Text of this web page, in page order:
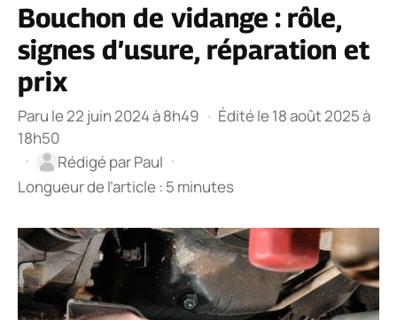
Bouchon de vidange : rôle,
signes d’usure, réparation et
prix
Paru le 22 juin 2024 à 8h49 · Édité le 18 août 2025 à
18h50
·
Rédigé parPaul ·
Longueur de l’article : 5 minutes